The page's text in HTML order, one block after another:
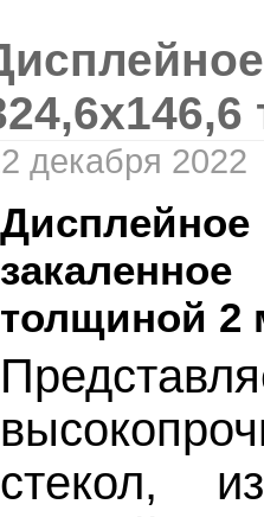
декабря 2022
толщиной 2
стекол,